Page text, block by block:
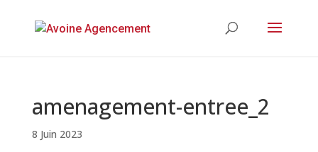
amenagement-entree_2
8 Juin 2023